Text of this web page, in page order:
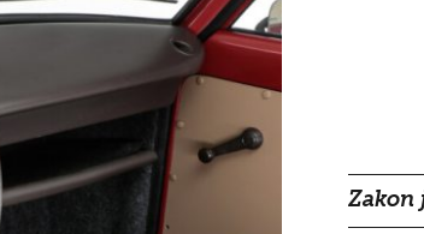
Zakon